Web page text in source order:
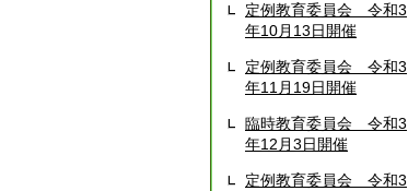
定例教育委員会 令和3
年10月13日開催
定例教育委員会 令和3
年11月19日開催
臨時教育委員会 令和3
年12月3日開催
定例教育委員会 令和3